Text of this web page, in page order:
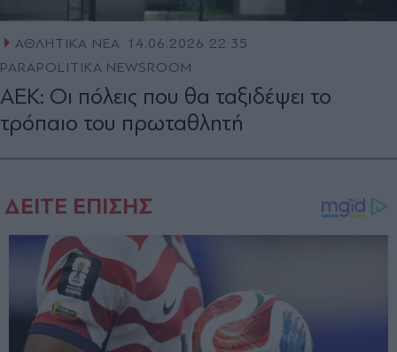
ΑΘΛΗΤΙΚΑ ΝΕΑ 14.06.2026 22:35
PARAPOLITIKA NEWSROOM
ΑΕΚ: Οι πόλεις που θα ταξιδέψει το
τρόπαιο του πρωταθλητή